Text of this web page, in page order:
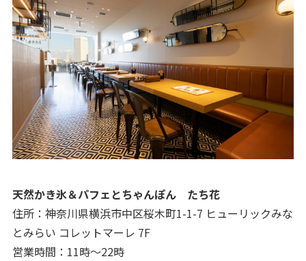
天然かき氷＆パフェとちゃんぽん たち花
住所：神奈川県横浜市中区桜木町1-1-7 ヒューリックみな
とみらい コレットマーレ 7F
営業時間：11時～22時